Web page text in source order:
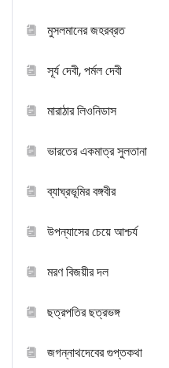
মুসলমানের জহরব্রত
সূর্য দেবী, পর্মল দেবী
মারাঠার লিওনিডাস
ভারতের একমাত্র সুলতানা
ব্যাঘ্রভূমির বঙ্গবীর
উপন্যাসের চেয়ে আশ্চর্য
মরণ বিজয়ীর দল
ছত্রপতির ছত্রভঙ্গ
জগন্নাথদেবের গুপ্তকথা